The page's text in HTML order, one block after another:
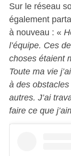
Sur le réseau
également
à nouveau : «
l’équipe. Ces
choses étaient
Toute ma vie
à des
autres. J’ai
faire ce que